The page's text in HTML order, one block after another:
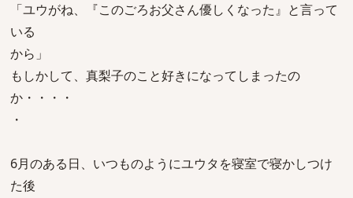
「ユウがね、『このごろお父さん優しくなった』と言って
いる
から」
もしかして、真梨子のこと好きになってしまったの
か・・・・
・
6月のある日、いつものようにユウタを寝室で寝かしつけ
た後